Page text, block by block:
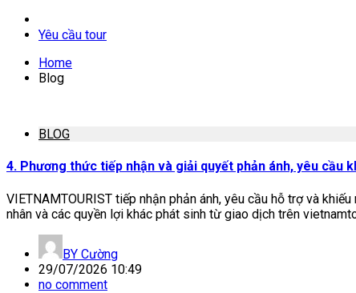
Yêu cầu tour
Home
Blog
BLOG
4. Phương thức tiếp nhận và giải quyết phản ánh, yêu cầu
VIETNAMTOURIST tiếp nhận phản ánh, yêu cầu hỗ trợ và
nhân và các quyền lợi khác phát sinh từ giao dịch trên
BY Cường
29/07/2026 10:49
no comment